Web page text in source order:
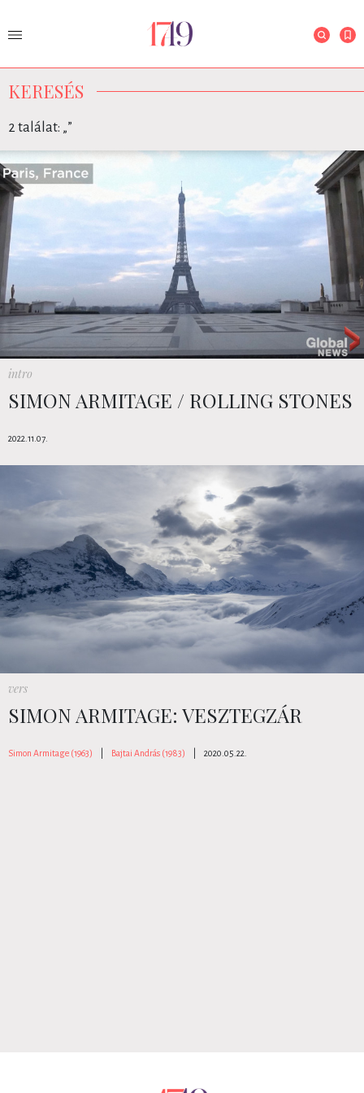
KERESÉS
2 találat: „”
intro
SIMON ARMITAGE / ROLLING STONES
2022.11.07.
vers
SIMON ARMITAGE: VESZTEGZÁR
Simon Armitage (1963) Bajtai András (1983) 2020.05.22.